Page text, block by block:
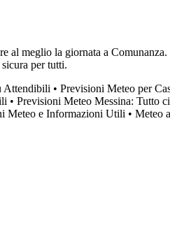
al meglio la giornata a
per tutti.
Attendibili • Previsioni Meteo per
• Previsioni Meteo Messina: Tutto
Meteo e Informazioni Utili • Meteo